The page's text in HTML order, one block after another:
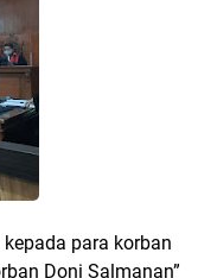
para korban
Doni Salmanan”